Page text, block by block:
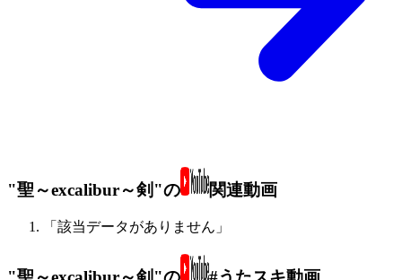
"聖～excalibur～剣"の 関連動画
「該当データがありません」